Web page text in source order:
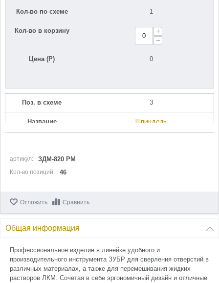
Кол-во по схеме 1
Кол-во в корзину
+
−
Цена (Р) 0
Поз. в схеме 3
Название
Шпиндель
N000-018-266
Кол-во в корзину
Цена (Р)
Поз. в схеме 4
Название
Шпонка 5х5х10
N000-018-267
артикул: ЗДМ-820 РМ
Кол-во позиций: 46
Отложить Сравнить
Общая информация
Профессиональное изделие в линейке удобного и
производительного инструмента ЗУБР для сверления отверстий в
различных материалах, а также для перемешивания жидких
растворов ЛКМ. Сочетая в себе эргономичный дизайн и отличные